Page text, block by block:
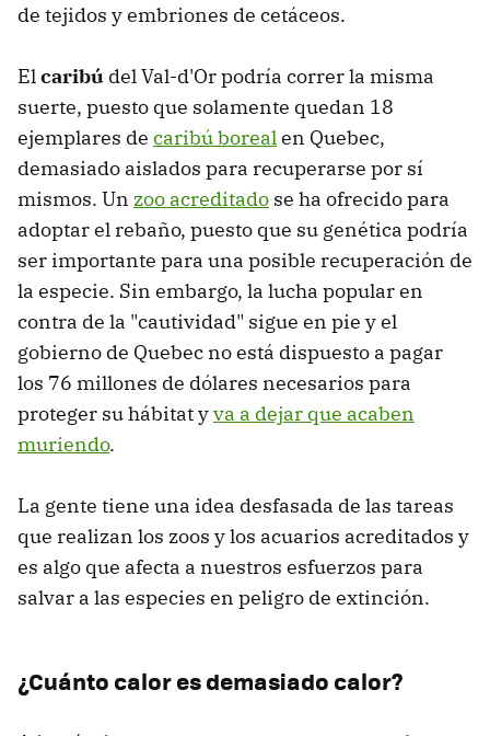
de tejidos y embriones de cetáceos.
Elcaribú del Val-d'Or podría correr la misma
suerte, puesto que solamente quedan 18
ejemplares de caribú borealen Quebec,
demasiado aislados para recuperarse por sí
mismos. Un zoo acreditado se ha ofrecido para
adoptar el rebaño, puesto que su genética podría
ser importante para una posible recuperación de
la especie. Sin embargo, la lucha popular en
contra de la "cautividad" sigue en pie y el
gobierno de Quebec no está dispuesto a pagar
los 76 millones de dólares necesarios para
proteger su hábitat yva a dejar que acaben
muriendo.
La gente tiene una idea desfasada de las tareas
que realizan los zoos y los acuarios acreditados y
es algo que afecta a nuestros esfuerzos para
salvar a las especies en peligro de extinción.
¿Cuánto calor es demasiado calor?